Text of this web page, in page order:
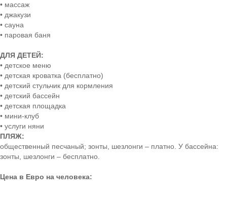
• массаж
• джакузи
• сауна
• паровая баня
ДЛЯ ДЕТЕЙ:
• детское меню
• детская кроватка (бесплатно)
• детский стульчик для кормления
• детский бассейн
• детская площадка
• мини-клуб
• услуги няни
ПЛЯЖ:
общественный песчаный; зонты, шезлонги – платно. У бассейна:
зонты, шезлонги – бесплатно.
Цена в Евро на человека: